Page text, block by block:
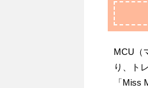
MCU（
り、ト
「Miss